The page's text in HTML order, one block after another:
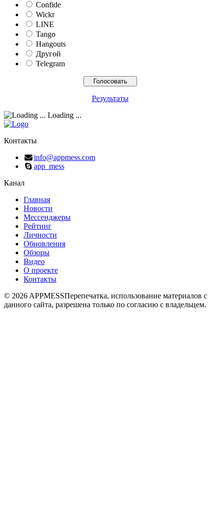
Confide
Wickr
LINE
Tango
Hangouts
Другой
Telegram
Результаты
Loading ...
Контакты
info@appmess.com
app_mess
Канал
Главная
Новости
Мессенджеры
Рейтинг
Личности
Обновления
Обзоры
Видео
О проекте
Контакты
© 2026 APPMESSПерепечатка, использование материалов с
данного сайта, разрешена только по согласию с владельцем.